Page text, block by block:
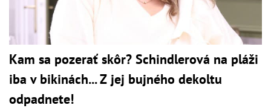
Kam sa pozerať skôr? Schindlerová na pláži
iba v bikinách... Z jej bujného dekoltu
odpadnete!